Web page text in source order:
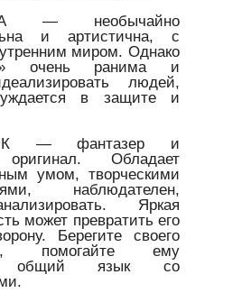
— необычайно
и артистична, с
миром. Однако
очень ранима и
людей,
в защите и
— фантазер и
Обладает
умом, творческими
наблюдателен,
Яркая
может превратить его
Берегите своего
помогайте ему
общий язык со